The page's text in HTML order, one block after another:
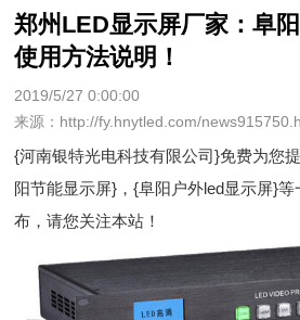
郑州LED显示屏厂家：阜
使用方法说明！
2019/5/27 0:00:00
来源：http://fy.hnytled.com/
{河南银特光电科技有限公司}免费为您
阳节能显示屏}，{阜阳户外led显示屏}
布，请您关注本站！